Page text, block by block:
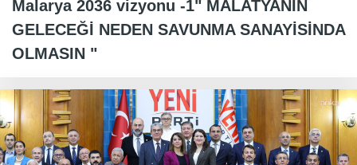
Malarya 2036 vizyonu -1" MALATYANIN
GELECEĞİ NEDEN SAVUNMA SANAYİSİNDA
OLMASIN "